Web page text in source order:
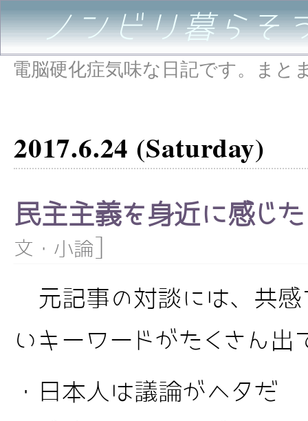
ノンビリ暮らそ
電脳硬化症気味な日記です。まと
2017.6.24 (Saturday)
民主主義を身近に感じ
文・小論
元記事の対談には、共感
いキーワードがたくさん出
・日本人は議論がヘタだ